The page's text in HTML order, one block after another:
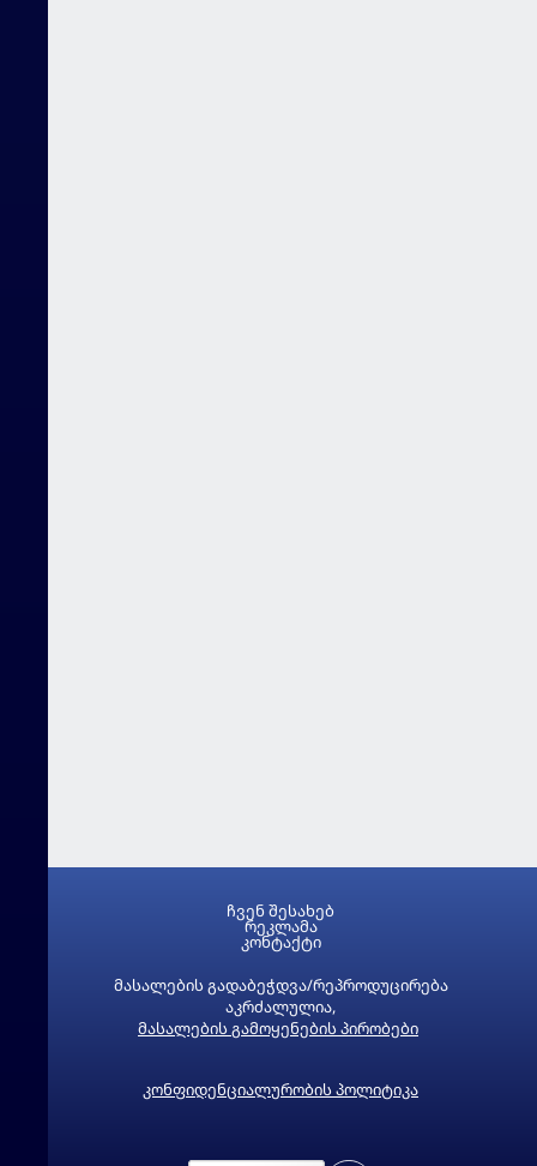
მასალების გადაბეჭდვა/რეპროდუცირება
აკრძალულია,
მასალების გამოყენების პირობები
კონფიდენციალურობის პოლიტიკა
ჩვენ შესახებ
რეკლამა
კონტაქტი